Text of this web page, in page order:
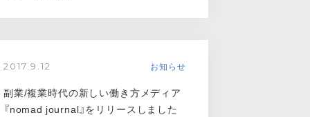
2017.9.12 お知らせ
副業/複業時代の新しい働き方メディア
『nomad journal』をリリースしました